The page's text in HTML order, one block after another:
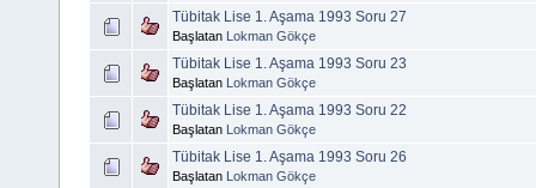
Tübitak Lise 1. Aşama 1993 Soru 27
Başlatan Lokman Gökçe
Tübitak Lise 1. Aşama 1993 Soru 23
Başlatan Lokman Gökçe
Tübitak Lise 1. Aşama 1993 Soru 22
Başlatan Lokman Gökçe
Tübitak Lise 1. Aşama 1993 Soru 26
Başlatan Lokman Gökçe